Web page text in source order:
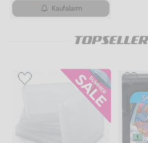
Kaufalarm
TOPSELLER